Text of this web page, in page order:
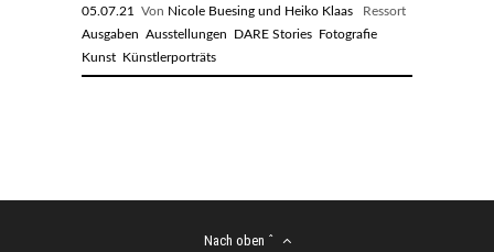
05.07.21 Von Nicole Buesing und Heiko Klaas Ressort
Ausgaben Ausstellungen DARE Stories Fotografie
Kunst Künstlerporträts
Nach oben ˆ